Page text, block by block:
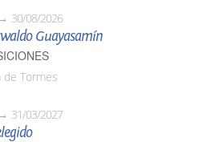
30/08/2026
Guayasamín
de Tormes
31/03/2027